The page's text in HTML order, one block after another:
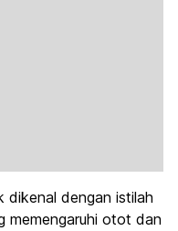
dengan istilah
memengaruhi otot dan